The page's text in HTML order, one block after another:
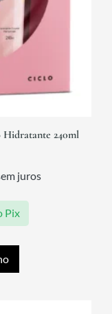
Hidratante 240ml
juros
Pix